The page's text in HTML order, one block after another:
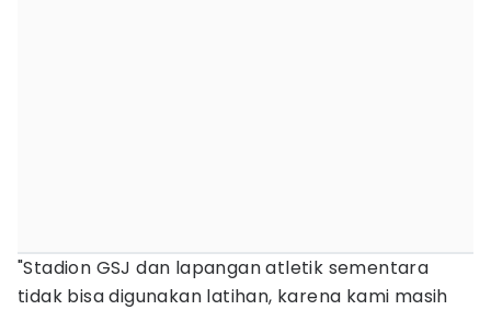
"Stadion GSJ dan lapangan atletik sementara
tidak bisa digunakan latihan, karena kami masih